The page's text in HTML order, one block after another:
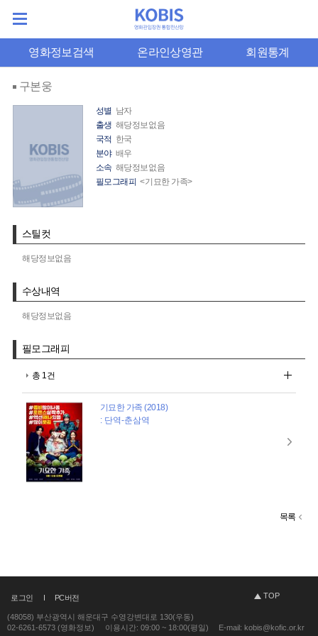
영화정보검색 온라인상영관 회원통계
구본웅
성별 남자
출생 해당정보없음
국적 한국
분야 배우
소속 해당정보없음
필모그래피 <기묘한 가족>
스틸컷
해당정보없음
수상내역
해당정보없음
필모그래피
총 1건
기묘한 가족 (2018)
: 단역-춘삼역
목록
로그인 PC버전 TOP
(48058) 부산광역시 해운대구 수영강변대로 130(우동)
02-6261-6573 (영화정보)
이용시간: 09:00 ~ 18:00(평일) E-mail: kobis@kofic.or.kr